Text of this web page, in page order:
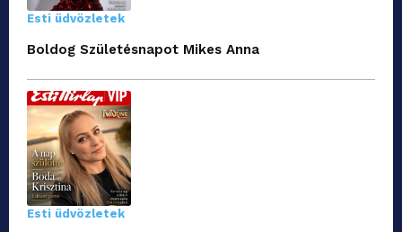
Esti üdvözletek
Boldog Születésnapot Mikes Anna
Esti üdvözletek